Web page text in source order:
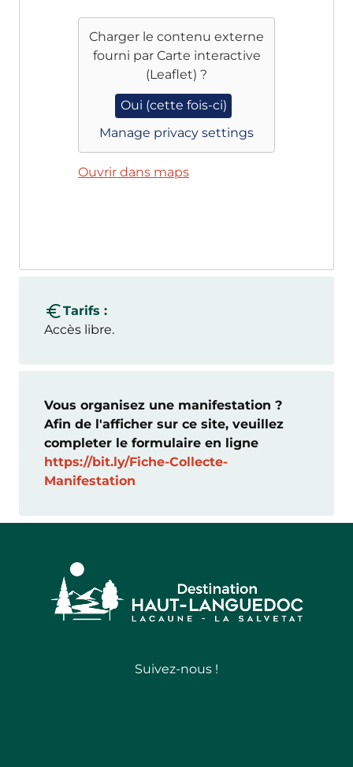
Charger le contenu externe
fourni par Carte interactive
(Leaflet) ?
Oui (cette fois-ci)
Manage privacy settings
Ouvrir dans maps
Tarifs :
Accès libre.
Vous organisez une manifestation ?
Afin de l'afficher sur ce site, veuillez
completer le formulaire en ligne
https://bit.ly/Fiche-Collecte-
Manifestation
Suivez-nous !